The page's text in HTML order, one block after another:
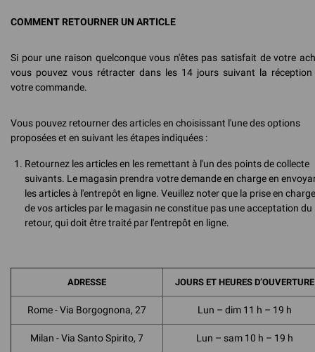
COMMENT RETOURNER UN ARTICLE
Si pour une raison quelconque vous n'êtes pas satisfait de votre
vous pouvez vous rétracter dans les 14 jours suivant la réception
votre commande.
Vous pouvez retourner des articles en choisissant l'une des options
proposées et en suivant les étapes indiquées :
Retournez les articles en les remettant à l'un des points de collecte
suivants. Le magasin prendra votre demande en charge en
les articles à l'entrepôt en ligne. Veuillez noter que la prise en charge
de vos articles par le magasin ne constitue pas une acceptation du
retour, qui doit être traité par l'entrepôt en ligne.
ADRESSE JOURS ET HEURES D’OUVERTURE
Rome - Via Borgognona, 27 Lun – dim 11 h – 19 h
Milan - Via Santo Spirito, 7 Lun – sam 10 h – 19 h